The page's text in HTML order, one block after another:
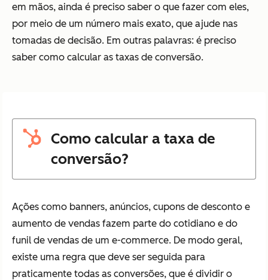
em mãos, ainda é preciso saber o que fazer com eles,
por meio de um número mais exato, que ajude nas
tomadas de decisão. Em outras palavras: é preciso
saber como calcular as taxas de conversão.
Como calcular a taxa de
conversão?
Ações como banners, anúncios, cupons de desconto e
aumento de vendas fazem parte do cotidiano e do
funil de vendas de um e-commerce. De modo geral,
existe uma regra que deve ser seguida para
praticamente todas as conversões, que é dividir o